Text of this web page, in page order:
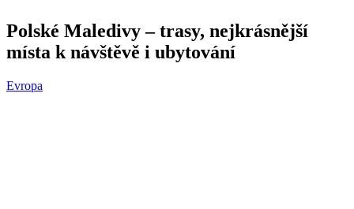
Polské Maledivy – trasy, nejkrásnější
místa k návštěvě i ubytování
Evropa